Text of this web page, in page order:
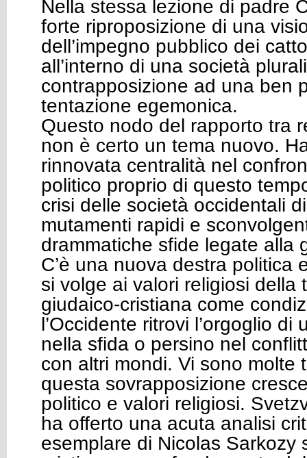
Nella stessa lezione di padre
forte riproposizione di una
dell’impegno pubblico dei
all’interno di una società
contrapposizione ad una ben
tentazione egemonica.
Questo nodo del rapporto tra
non è certo un tema nuovo.
rinnovata centralità nel
politico proprio di questo
crisi delle società occidentali
mutamenti rapidi e
drammatiche sfide legate alla
C’è una nuova destra politica
si volge ai valori religiosi della
giudaico-cristiana come
l’Occidente ritrovi l’orgoglio di
nella sfida o persino nel
con altri mondi. Vi sono molte
questa sovrapposizione
politico e valori religiosi.
ha offerto una acuta analisi
esemplare di Nicolas Sarkozy